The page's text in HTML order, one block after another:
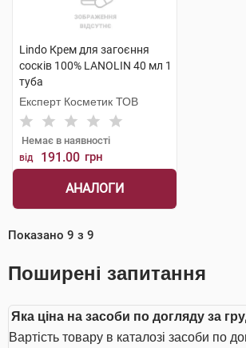
Lindo Крем для загоєння
сосків 100% LANOLIN 40 мл 1
туба
Експерт Косметик ТОВ
Немає в наявності
від 191.00 грн
АНАЛОГИ
Показано 9 з 9
Поширені запитання
Яка ціна на засоби по догляду за
Вартість товару в каталозі засоби по